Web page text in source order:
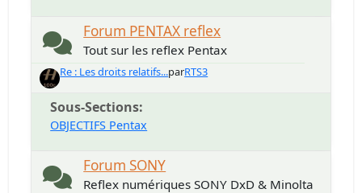
Forum PENTAX reflex
Tout sur les reflex Pentax
Re : Les droits relatifs...parRTS3
Sous-Sections
OBJECTIFS Pentax
Forum SONY
Reflex numériques SONY DxD & Minolta